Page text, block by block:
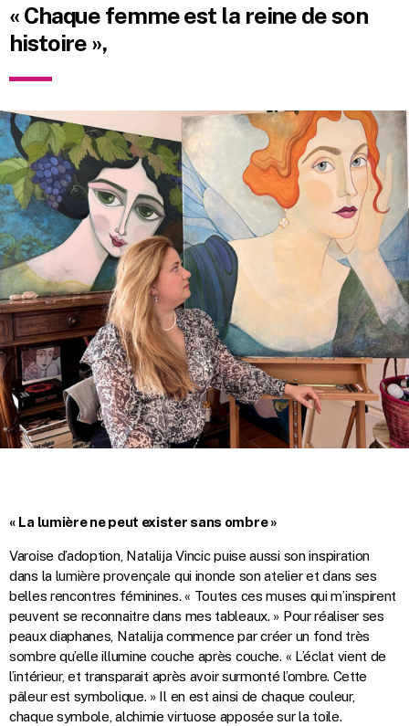
« Chaque femme est la reine de son
histoire »,
« La lumière ne peut exister sans ombre »
Varoise d’adoption, Natalija Vincic puise aussi son inspiration
dans la lumière provençale qui inonde son atelier et dans ses
belles rencontres féminines. « Toutes ces muses qui m’inspirent
peuvent se reconnaitre dans mes tableaux. » Pour réaliser ses
peaux diaphanes, Natalija commence par créer un fond très
sombre qu’elle illumine couche après couche. « L’éclat vient de
l’intérieur, et transparait après avoir surmonté l’ombre. Cette
pâleur est symbolique. » Il en est ainsi de chaque couleur,
chaque symbole, alchimie virtuose apposée sur la toile.